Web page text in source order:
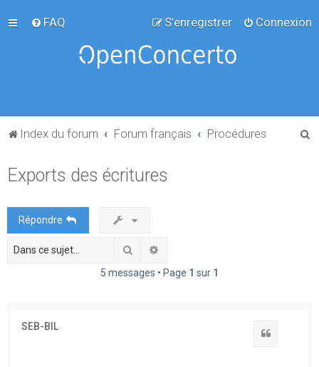
FAQ Connexion
S’enregistrer
Index du forum Forum français Procédures
Exports des écritures
Répondre
Rechercher
5 messages • Page 1 sur 1
SEB-BIL